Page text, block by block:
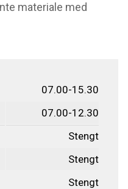
materiale med
07.00-15.30
07.00-12.30
Stengt
Stengt
Stengt